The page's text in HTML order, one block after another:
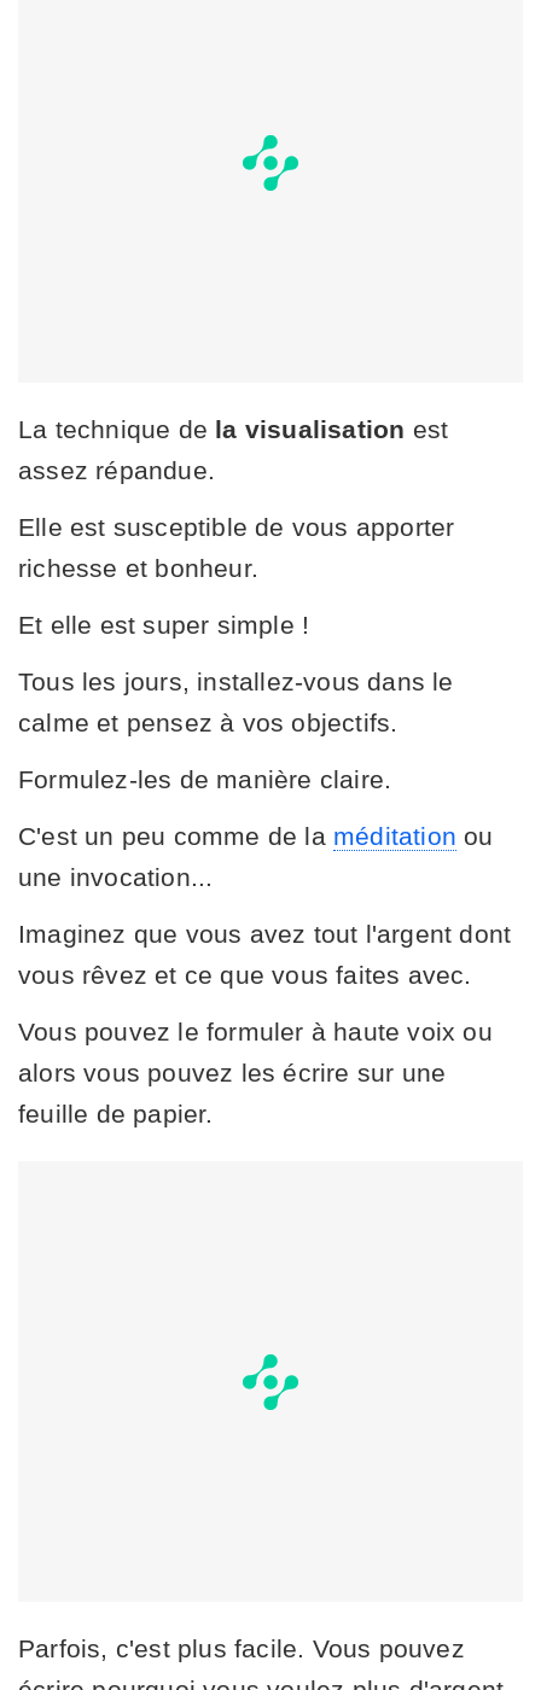
La technique de la visualisation est
assez répandue.
Elle est susceptible de vous apporter
richesse et bonheur.
Et elle est super simple !
Tous les jours, installez-vous dans le
calme et pensez à vos objectifs.
Formulez-les de manière claire.
C'est un peu comme de la méditation ou
une invocation...
Imaginez que vous avez tout l'argent dont
vous rêvez et ce que vous faites avec.
Vous pouvez le formuler à haute voix ou
alors vous pouvez les écrire sur une
feuille de papier.
Parfois, c'est plus facile. Vous pouvez